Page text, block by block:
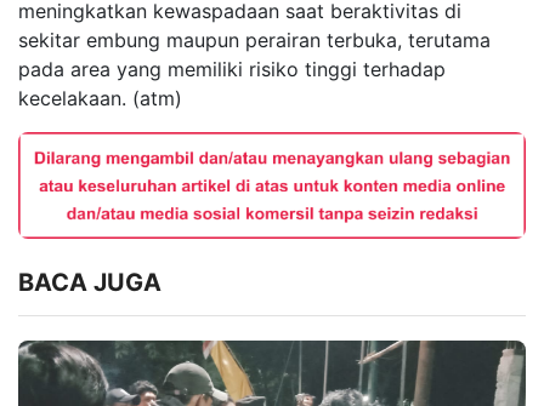
meningkatkan kewaspadaan saat beraktivitas di
sekitar embung maupun perairan terbuka, terutama
pada area yang memiliki risiko tinggi terhadap
kecelakaan. (atm)
BACA JUGA